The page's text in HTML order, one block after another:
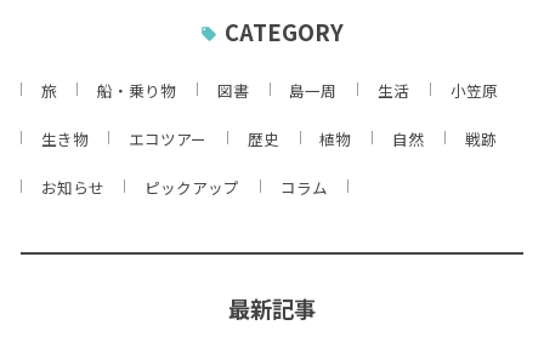
CATEGORY
旅 船・乗り物 図書 島一周 生活 小笠原
生き物 エコツアー 歴史 植物 自然 戦跡
お知らせ ピックアップ コラム
最新記事